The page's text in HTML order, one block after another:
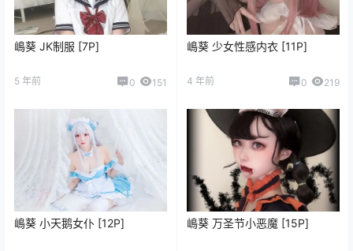
嶋葵 JK制服 [7P]
5 年前 0 151
嶋葵 少女性感内衣 [11P]
4 年前 0 219
嶋葵 小天鹅女仆 [12P] 嶋葵 万圣节小恶魔 [15P]